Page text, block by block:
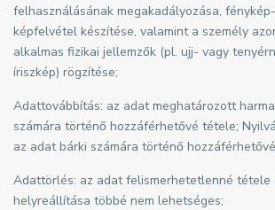
felhasználásának megakadályozása,
képfelvétel készítése, valamint a személy
alkalmas fizikai jellemzők (pl. ujj- vagy
íriszkép) rögzítése;
Adattovábbítás: az adat meghatározott
számára történő hozzáférhetővé tétele;
az adat bárki számára történő
Adattörlés: az adat felismerhetetlenné tétele
helyreállítása többé nem lehetséges;